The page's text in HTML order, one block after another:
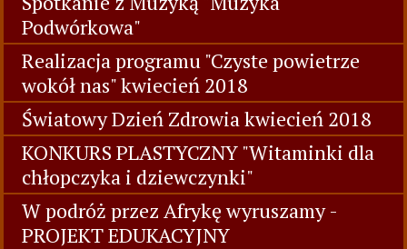
Podwórkowa"
Realizacja programu "Czyste powietrze
wokół nas" kwiecień 2018
Światowy Dzień Zdrowia kwiecień 2018
KONKURS PLASTYCZNY "Witaminki dla
chłopczyka i dziewczynki"
W podróż przez Afrykę wyruszamy -
PROJEKT EDUKACYJNY